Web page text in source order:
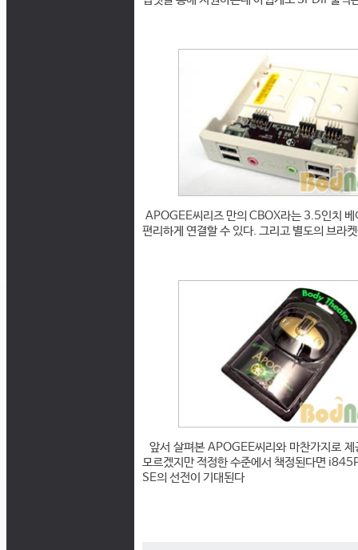
APOGEE씨리즈 만의 CBOX라는 3.5인치 베
편리하게 연결할 수 있다. 그리고 별도의 브라
앞서 살펴본 APOGEE씨리와 마찬가지로
모르겠지만 적정한 수준에서 책정된다면
SE의 선전이 기대된다